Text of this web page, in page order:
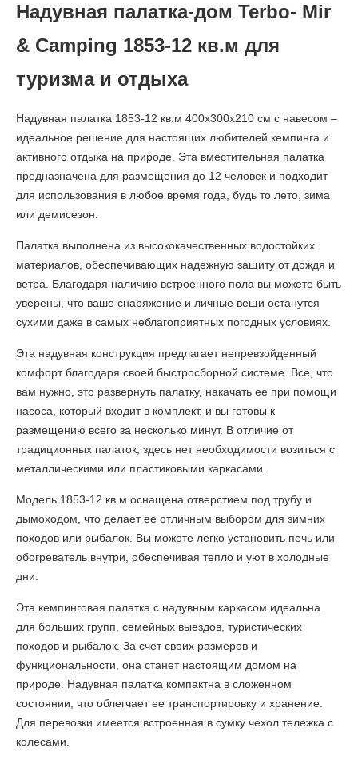
Надувная палатка-дом Terbo- Mir
& Camping 1853-12 кв.м для
туризма и отдыха
Надувная палатка 1853-12 кв.м 400х300х210 см с навесом –
идеальное решение для настоящих любителей кемпинга и
активного отдыха на природе. Эта вместительная палатка
предназначена для размещения до 12 человек и подходит
для использования в любое время года, будь то лето, зима
или демисезон.
Палатка выполнена из высококачественных водостойких
материалов, обеспечивающих надежную защиту от дождя и
ветра. Благодаря наличию встроенного пола вы можете быть
уверены, что ваше снаряжение и личные вещи останутся
сухими даже в самых неблагоприятных погодных условиях.
Эта надувная конструкция предлагает непревзойденный
комфорт благодаря своей быстросборной системе. Все, что
вам нужно, это развернуть палатку, накачать ее при помощи
насоса, который входит в комплект, и вы готовы к
размещению всего за несколько минут. В отличие от
традиционных палаток, здесь нет необходимости возиться с
металлическими или пластиковыми каркасами.
Модель 1853-12 кв.м оснащена отверстием под трубу и
дымоходом, что делает ее отличным выбором для зимних
походов или рыбалок. Вы можете легко установить печь или
обогреватель внутри, обеспечивая тепло и уют в холодные
дни.
Эта кемпинговая палатка c надувным каркасом идеальна
для больших групп, семейных выездов, туристических
походов и рыбалок. За счет своих размеров и
функциональности, она станет настоящим домом на
природе. Надувная палатка компактна в сложенном
состоянии, что облегчает ее транспортировку и хранение.
Для перевозки имеется встроенная в сумку чехол тележка с
колесами.